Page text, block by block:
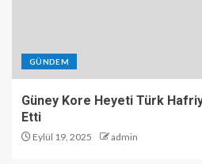
GÜNDEM
Güney Kore Heyeti Türk
Etti
Eylül 19, 2025 admin